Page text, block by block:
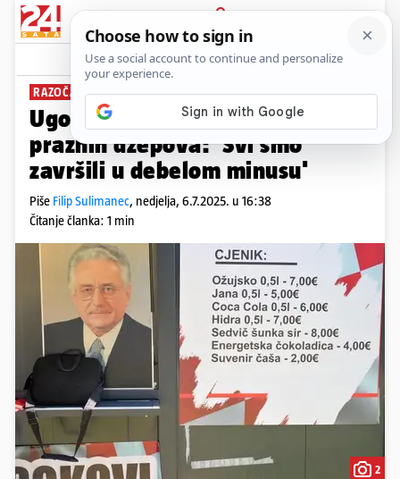
PRIJAVA
News Komentari
RAZOČARANI
Ugostitelji iz fan zone ostali
praznih džepova: 'Svi smo
završili u debelom minusu'
Piše Filip Sulimanec, nedjelja, 6.7.2025. u 16:38
Čitanje članka: 1 min
2